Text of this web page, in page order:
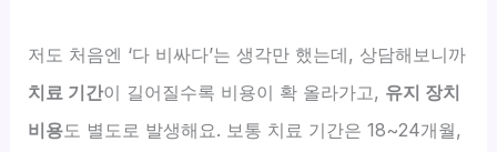
저도 처음엔 ‘다 비싸다’는 생각만 했는데, 상담해보니까
치료 기간이 길어질수록 비용이 확 올라가고, 유지 장치
비용도 별도로 발생해요. 보통 치료 기간은 18~24개월,